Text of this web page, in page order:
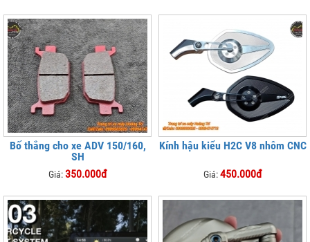
Bố thắng cho xe ADV 150/160,
SH
Giá:350.000đ
Kính hậu kiểu H2C V8 nhôm CNC
Giá:450.000đ